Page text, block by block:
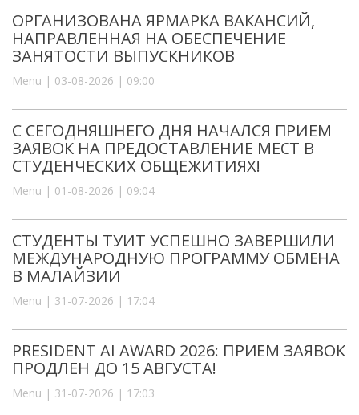
ОРГАНИЗОВАНА ЯРМАРКА ВАКАНСИЙ,
НАПРАВЛЕННАЯ НА ОБЕСПЕЧЕНИЕ
ЗАНЯТОСТИ ВЫПУСКНИКОВ
Menu | 03-08-2026 | 09:00
С СЕГОДНЯШНЕГО ДНЯ НАЧАЛСЯ ПРИЕМ
ЗАЯВОК НА ПРЕДОСТАВЛЕНИЕ МЕСТ В
СТУДЕНЧЕСКИХ ОБЩЕЖИТИЯХ!
Menu | 01-08-2026 | 09:04
СТУДЕНТЫ ТУИТ УСПЕШНО ЗАВЕРШИЛИ
МЕЖДУНАРОДНУЮ ПРОГРАММУ ОБМЕНА
В МАЛАЙЗИИ
Menu | 31-07-2026 | 17:04
PRESIDENT AI AWARD 2026: ПРИЕМ ЗАЯВОК
ПРОДЛЕН ДО 15 АВГУСТА!
Menu | 31-07-2026 | 17:03